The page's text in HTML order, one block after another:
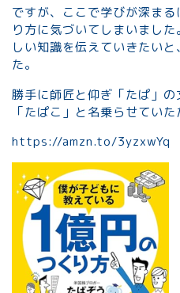
ですが、ここで学びが深ま
り方に気づいてしまいまし
しい知識を伝えていきたい
た。
勝手に師匠と仰ぎ「たぱ」
「たぱこ」と名乗らせてい
https://amzn.to/3yzxwYq